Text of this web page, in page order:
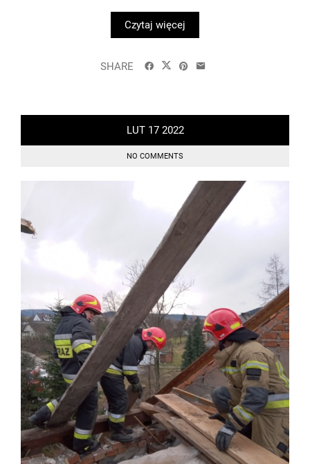
Czytaj więcej
SHARE
LUT 17 2022
NO COMMENTS